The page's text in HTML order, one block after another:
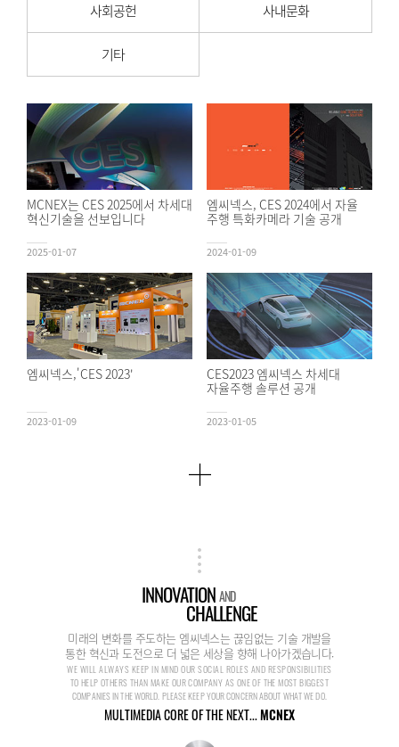
사회공헌 사내문화
기타
MCNEX는 CES 2025에서 차세대
혁신기술을 선보입니다
2025-01-07
엠씨넥스, CES 2024에서 자율
주행 특화카메라 기술 공개
2024-01-09
엠씨넥스,'CES 2023'
2023-01-09
CES2023 엠씨넥스 차세대
자율주행 솔루션 공개
2023-01-05
INNOVATIONAND
CHALLENGE
미래의 변화를 주도하는 엠씨넥스는 끊임없는 기술 개발을
통한 혁신과 도전으로 더 넓은 세상을 향해 나아가겠습니다.
WE WILL ALWAYS KEEP IN MIND OUR SOCIAL ROLES AND RESPONSIBILITIES
TO HELP OTHERS THAN MAKE OUR COMPANY AS ONE OF THE MOST BIGGEST
COMPANIES IN THE WORLD. PLEASE KEEP YOUR CONCERN ABOUT WHAT WE DO.
MULTIMEDIA CORE OF THE NEXT...MCNEX